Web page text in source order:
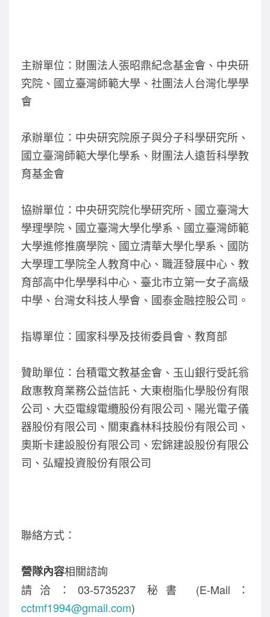
主辦單位：財團法人張昭鼎紀念基金會、中央研
究院、國立臺灣師範大學、社團法人台灣化學學
會
承辦單位：中央研究院原子與分子科學研究所、
國立臺灣師範大學化學系、財團法人遠哲科學教
育基金會
協辦單位：中央研究院化學研究所、國立臺灣大
學理學院、國立臺灣大學化學系、國立臺灣師範
大學進修推廣學院、國立清華大學化學系、國防
大學理工學院全人教育中心、職涯發展中心、教
育部高中化學學科中心、臺北市立第一女子高級
中學、台灣女科技人學會、國泰金融控股公司。
指導單位：國家科學及技術委員會、教育部
贊助單位：台積電文教基金會、玉山銀行受託翁
啟惠教育業務公益信託、大東樹脂化學股份有限
公司、大亞電線電纜股份有限公司、陽光電子儀
器股份有限公司、關東鑫林科技股份有限公司、
奧斯卡建設股份有限公司、宏錦建設股份有限公
司、弘耀投資股份有限公司
聯絡方式：
營隊內容相關諮詢
請洽：03-5735237 秘書 (E-Mail：
cctmf1994@gmail.com)